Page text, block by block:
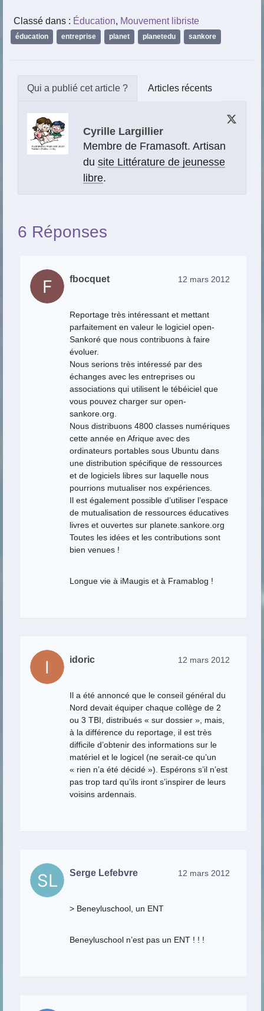
Classé dans : Éducation, Mouvement libriste
éducation entreprise planet planetedu sankore
Articles récents
Cyrille Largillier
Membre de Framasoft. Artisan
du site Littérature de jeunesse
libre.
6 Réponses
fbocquet 12 mars 2012
Reportage très intéressant et mettant
parfaitement en valeur le logiciel open-
Sankoré que nous contribuons à faire
évoluer.
Nous serions très intéressé par des
échanges avec les entreprises ou
associations qui utilisent le tébéiciel que
vous pouvez charger sur open-
sankore.org.
Nous distribuons 4800 classes numériques
cette année en Afrique avec des
ordinateurs portables sous Ubuntu dans
une distribution spécifique de ressources
et de logiciels libres sur laquelle nous
pourrions mutualiser nos expériences.
Il est également possible d’utiliser l’espace
de mutualisation de ressources éducatives
livres et ouvertes sur planete.sankore.org
Toutes les idées et les contributions sont
bien venues !
Longue vie à iMaugis et à Framablog !
idoric 12 mars 2012
Il a été annoncé que le conseil général du
Nord devait équiper chaque collège de 2
ou 3 TBI, distribués « sur dossier », mais,
à la différence du reportage, il est très
difficile d’obtenir des informations sur le
matériel et le logicel (ne serait-ce qu’un
« rien n’a été décidé »). Espérons s’il n’est
pas trop tard qu’ils iront s’inspirer de leurs
voisins ardennais.
Serge Lefebvre 12 mars 2012
> Beneyluschool, un ENT
Beneyluschool n’est pas un ENT ! ! !